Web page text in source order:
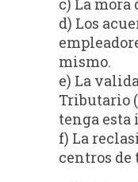
c) La mora
d) Los
mismo.
e) La
Tributario
tenga
f) La
centros de